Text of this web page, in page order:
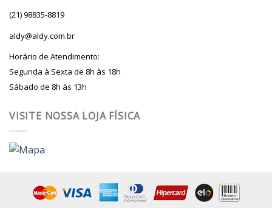
(21) 98835-8819
aldy@aldy.com.br
Horário de Atendimento:
Segunda à Sexta de 8h às 18h
Sábado de 8h às 13h
VISITE NOSSA LOJA FÍSICA